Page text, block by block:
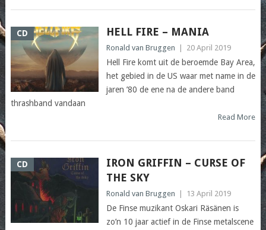
CD HELL FIRE – MANIA
Ronald van Bruggen 20 April 2019
Hell Fire komt uit de beroemde Bay Area,
het gebied in de US waar met name in de
jaren ’80 de ene na de andere band
thrashband vandaan
Read More
CD
IRON GRIFFIN – CURSE OF
THE SKY
Ronald van Bruggen 13 April 2019
De Finse muzikant Oskari Räsänen is
zo’n 10 jaar actief in de Finse metalscene